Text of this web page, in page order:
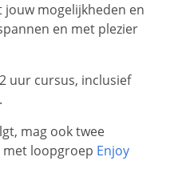
jouw mogelijkheden en
en met plezier
uur cursus, inclusief
mag ook twee
loopgroep Enjoy